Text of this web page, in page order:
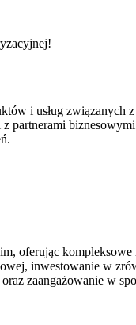
i usług
partnerami
oferując
inwestowanie w
zaangażowanie w